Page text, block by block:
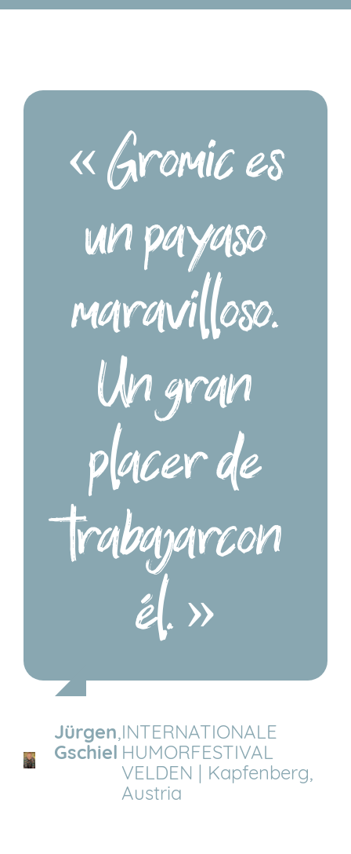
« Gromic es
un payaso
maravilloso.
Un gran
placer de
trabajarcon
él. »
Jürgen
Gschiel
,INTERNATIONALE
HUMORFESTIVAL
VELDEN | Kapfenberg,
Austria